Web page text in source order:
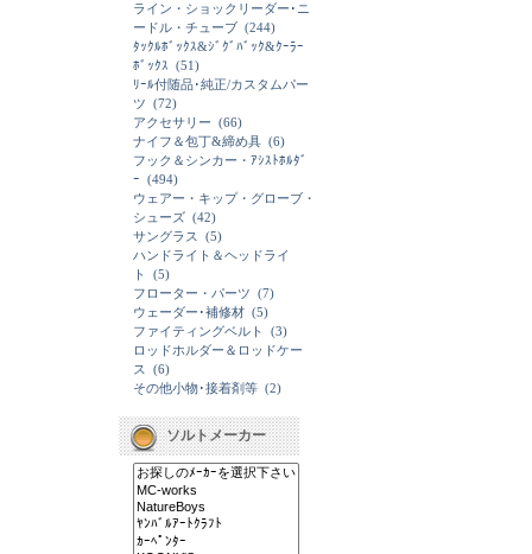
ライン・ショックリーダー･ニ
ードル・チューブ (244)
ﾀｯｸﾙﾎﾞｯｸｽ&ｼﾞｸﾞﾊﾞｯｸ&ｸｰﾗｰ
ﾎﾞｯｸｽ (51)
ﾘｰﾙ付随品･純正/カスタムパー
ツ (72)
アクセサリー (66)
ナイフ＆包丁&締め具 (6)
フック＆シンカー・ｱｼｽﾄﾎﾙﾀﾞ
ｰ (494)
ウェアー・キップ・グローブ・
シューズ (42)
サングラス
(5)
ハンドライト＆ヘッドライ
ト
(5)
フローター・パーツ (7)
ウェーダー･補修材 (5)
ファイティングベルト
(3)
ロッドホルダー＆ロッドケー
ス
(6)
その他小物･接着剤等 (2)
ソルトメーカー